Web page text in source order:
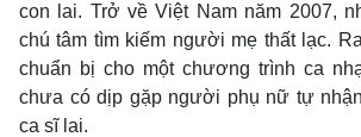
con lai. Trở về Việt Nam năm 2007,
chú tâm tìm kiếm người mẹ thất lạc.
chuẩn bị cho một chương trình ca
chưa có dịp gặp người phụ nữ tự
ca sĩ lai.